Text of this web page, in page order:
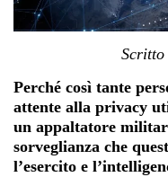
Scritto
Perché così tante
attente alla privacy
un appaltatore
sorveglianza che
l’esercito e